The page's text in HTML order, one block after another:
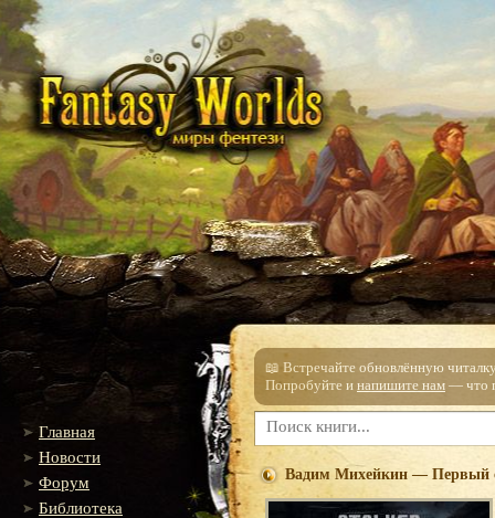
Главная
Новости
Форум
Библиотека
📖 Встречайте обновлённую
Попробуйте и напишите нам — что
Вадим Михейкин — Первый